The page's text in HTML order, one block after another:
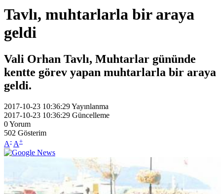
Tavlı, muhtarlarla bir araya
geldi
Vali Orhan Tavlı, Muhtarlar gününde
kentte görev yapan muhtarlarla bir araya
geldi.
2017-10-23 10:36:29Yayınlanma
2017-10-23 10:36:29 Güncelleme
0Yorum
502 Gösterim
A- A+